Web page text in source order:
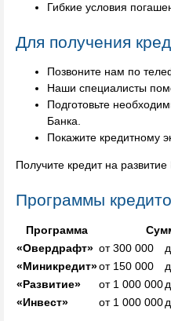
Гибкие условия
Для получения
Позвоните нам по
Наши специалисты
Подготовьте
Банка.
Покажите кредитному
Получите кредит на
Программы
Программа
«Овердрафт» от 300 000
«Миникредит»от 150 000
«Развитие»
от 1 000 000
«Инвест»
от 1 000 000